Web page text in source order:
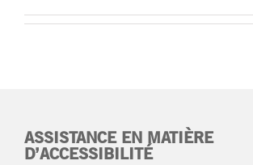
ASSISTANCE EN MATIÈRE
D’ACCESSIBILITÉ